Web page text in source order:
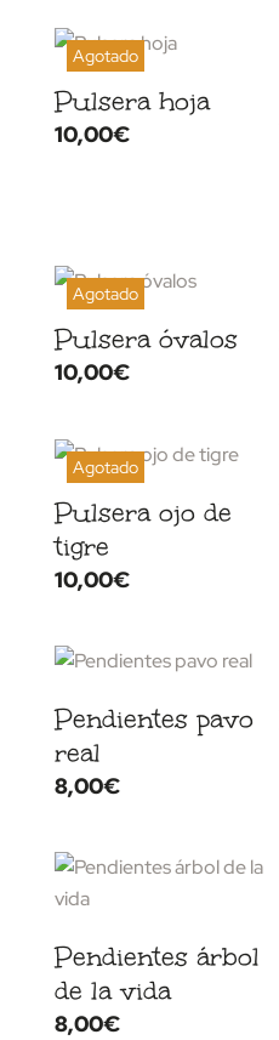
Pulsera hoja
10,00€
Pulsera óvalos
10,00€
Pulsera ojo de
tigre
10,00€
Pendientes pavo
real
8,00€
Pendientes árbol
de la vida
8,00€